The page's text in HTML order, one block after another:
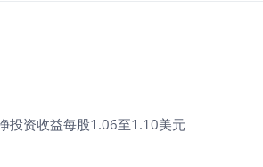
投资收益每股1.06至1.10美元